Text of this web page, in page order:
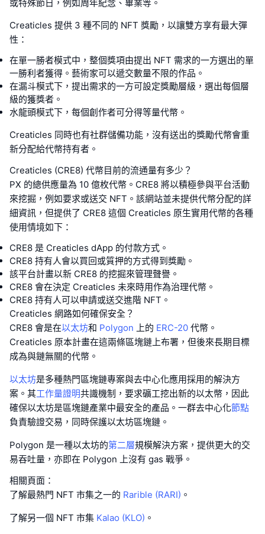
或特殊節日，例如周年紀念、畢業等。
Creaticles 提供 3 種不同的 NFT 獎勵，以讓雙方享有最大彈
性：
在單一勝者模式中，整個獎項由提出 NFT 需求的一方選出的單
一勝利者獲得。藝術家可以遞交數量不限的作品。
在漏斗模式下，提出需求的一方可設定獎勵層級，選出每個層
級的獲獎者。
水龍頭模式下，每個創作者可分得等量代幣。
Creaticles 同時也有社群儲備功能，沒有送出的獎勵代幣會重
新分配給代幣持有者。
Creaticles (CRE8) 代幣目前的流通量有多少？
PX 的總供應量為 10 億枚代幣。CRE8 將以積極參與平台活動
來挖掘，例如要求或送交 NFT。該網站並未提供代幣分配的詳
細資訊，但提供了 CRE8 這個 Creaticles 原生實用代幣的各種
使用情境如下：
CRE8 是 Creaticles dApp 的付款方式。
CRE8 持有人會以買回或質押的方式得到獎勵。
該平台計畫以新 CRE8 的挖掘來管理聲譽。
CRE8 會在決定 Creaticles 未來時用作為治理代幣。
CRE8 持有人可以申請或送交進階 NFT。
Creaticles 網路如何確保安全？
CRE8 會是在以太坊和 Polygon 上的 ERC-20 代幣。
Creaticles 原本計畫在這兩條區塊鏈上布署，但後來長期目標
成為與鏈無關的代幣。
以太坊是多種熱門區塊鏈專案與去中心化應用採用的解決方
案。其工作量證明共識機制，要求礦工挖出新的以太幣，因此
確保以太坊是區塊鏈產業中最安全的產品。一群去中心化節點
負責驗證交易，同時保護以太坊區塊鏈。
Polygon 是一種以太坊的第二層規模解決方案，提供更大的交
易吞吐量，亦即在 Polygon 上沒有 gas 戰爭。
相關頁面：
了解最熱門 NFT 市集之一的 Rarible (RARI) 。
了解另一個 NFT 市集 Kalao (KLO) 。